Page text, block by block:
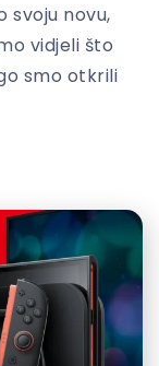
svoju novu,
vidjeli što
smo otkrili